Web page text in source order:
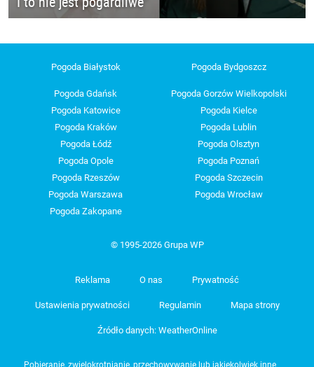
Pogoda Białystok Pogoda Bydgoszcz
Pogoda Gdańsk
Pogoda Gorzów Wielkopolski
Pogoda Katowice
Pogoda Kielce
Pogoda Kraków
Pogoda Lublin
Pogoda Łódź
Pogoda Olsztyn
Pogoda Opole
Pogoda Poznań
Pogoda Rzeszów
Pogoda Szczecin
Pogoda Warszawa
Pogoda Wrocław
Pogoda Zakopane
© 1995-2026 Grupa WP
Reklama O nas Prywatność
Ustawienia prywatności Regulamin Mapa strony
Źródło danych: WeatherOnline
Pobieranie, zwielokrotnianie, przechowywanie lub jakiekolwiek inne